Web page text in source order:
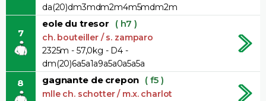
da(20)dm3mdm2m4m5mdm2m
7
eole du tresor ( h7 )
ch. bouteiller / s. zamparo
2325m - 57,0kg - D4 -
dm(20)6a5a1a9a5a0a5a5a
8 gagnante de crepon ( f5 )
mlle ch. schotter / m.x. charlot